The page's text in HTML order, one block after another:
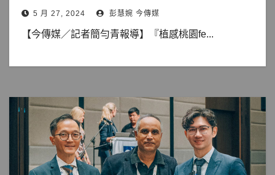
5 月 27, 2024 彭慧婉 今傳媒
【今傳媒／記者簡勻青報導】『植感桃園fe...